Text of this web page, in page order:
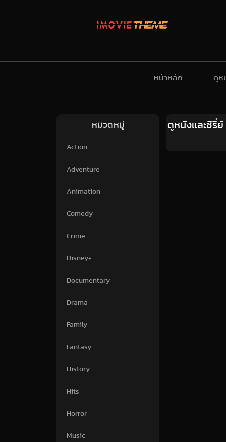
หน้าหลัก ดูห
หมวดหมู่
Action
Adventure
Animation
Comedy
Crime
Disney+
Documentary
Drama
Family
Fantasy
History
Hits
Horror
Music
ดูหนังและซีรี่